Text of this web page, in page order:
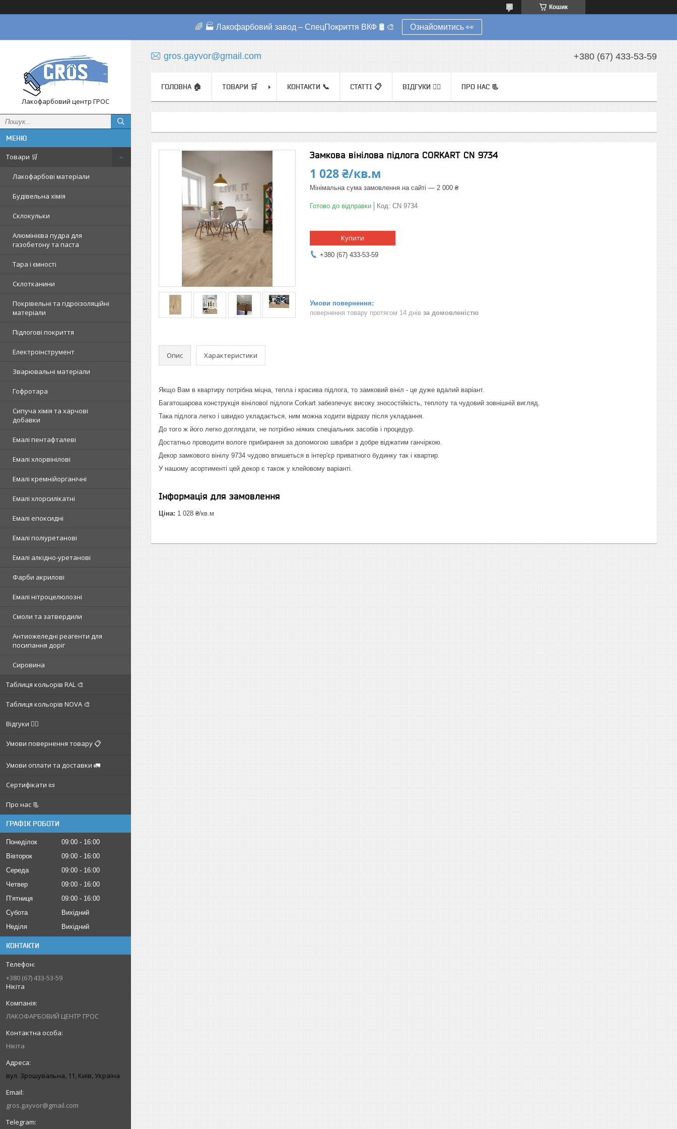
Кошик
🌈 🏭 Лакофарбовий завод – СпецПокриття ВКФ 🛢️ 🎨 Ознайомитись 👀
Лакофарбовий центр ГРОС
Товари 🛒
Лакофарбові матеріали
Будівельна хімія
Склокульки
Алюмінієва пудра для
газобетону та паста
Тара і ємності
Склотканини
Покрівельні та гідроізоляційні
матеріали
Підлогові покриття
Електроінструмент
Зварювальні матеріали
Гофротара
Сипуча хімія та харчові
добавки
Емалі пентафталеві
Емалі хлорвінілові
Емалі кремнійорганічні
Емалі хлорсилікатні
Емалі епоксидні
Емалі поліуретанові
Емалі алкідно-уретанові
Фарби акрилові
Емалі нітроцелюлозні
Смоли та затвердили
Антиожеледні реагенти для
посипання доріг
Сировина
Таблиця кольорів RAL 🎨
Таблиця кольорів NOVA 🎨
Відгуки ✍🏼
Умови повернення товару 📋
Умови оплати та доставки 🚛
Сертифікати 📜
Про нас 📃
ГРАФІК РОБОТИ
Понеділок 09:00
16:00
Вівторок
09:00
16:00
Середа
09:00
16:00
Четвер
09:00
16:00
Пʼятниця
09:00
16:00
Субота
Вихідний
Неділя
Вихідний
КОНТАКТИ
+380 (67) 433-53-59
Нікіта
ЛАКОФАРБОВИЙ ЦЕНТР ГРОС
Нікіта
вул. Зрошувальна, 11, Київ, Україна
gros.gayvor@gmail.com
gros.gayvor@gmail.com +380 (67) 433-53-59
ГОЛОВНА 🏠 ТОВАРИ 🛒 КОНТАКТИ 📞 СТАТТІ 📋 ВІДГУКИ ✍🏼 ПРО НАС 📃
Замкова вінілова підлога CORKART CN 9734
1 028 ₴/кв.м
Мінімальна сума замовлення на сайті — 2 000 ₴
Готово до відправки Код: CN 9734
Купити
+380 (67) 433-53-59
повернення товару протягом 14 днів за домовленістю
Опис Характеристики
Якщо Вам в квартиру потрібна міцна, тепла і красива підлога, то замковий вініл - це дуже вдалий варіант.
Багатошарова конструкція вінілової підлоги Corkart забезпечує високу зносостійкість, теплоту та чудовий зовнішній вигляд.
Така підлога легко і швидко укладається, ним можна ходити відразу після укладання.
До того ж його легко доглядати, не потрібно ніяких спеціальних засобів і процедур.
Достатньо проводити вологе прибирання за допомогою швабри з добре віджатим ганчіркою.
Декор замкового вінілу 9734 чудово впишеться в інтер'єр приватного будинку так і квартир.
У нашому асортименті цей декор є також у клейовому варіанті.
Інформація для замовлення
Ціна: 1 028 ₴/кв.м